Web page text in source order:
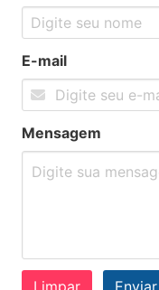
E-mail
Mensagem
Limpar Enviar